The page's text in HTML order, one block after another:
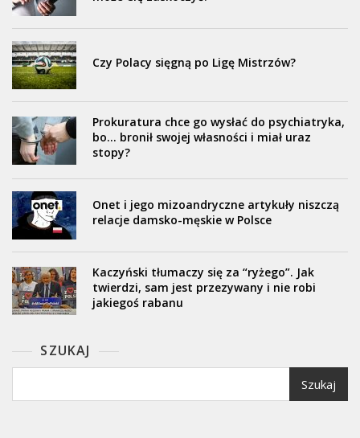
Czy Polacy sięgną po Ligę Mistrzów?
Prokuratura chce go wysłać do psychiatryka,
bo… bronił swojej własności i miał uraz
stopy?
Onet i jego mizoandryczne artykuły niszczą
relacje damsko-męskie w Polsce
Kaczyński tłumaczy się za “ryżego”. Jak
twierdzi, sam jest przezywany i nie robi
jakiegoś rabanu
SZUKAJ
Szukaj